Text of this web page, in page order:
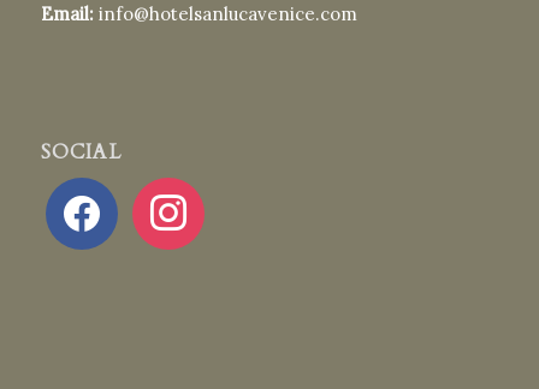
Email: info@hotelsanlucavenice.com
SOCIAL
facebook instagram